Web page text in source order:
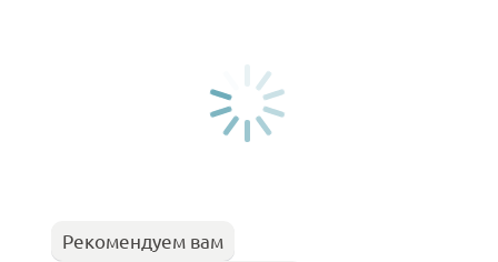
Рекомендуем вам